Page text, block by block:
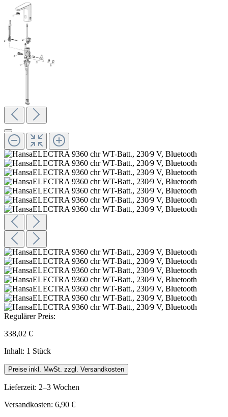
Regulärer Preis:
338,02 €
Inhalt: 1 Stück
Preise inkl. MwSt. zzgl. Versandkosten
Lieferzeit: 2–3 Wochen
Versandkosten: 6,90 €